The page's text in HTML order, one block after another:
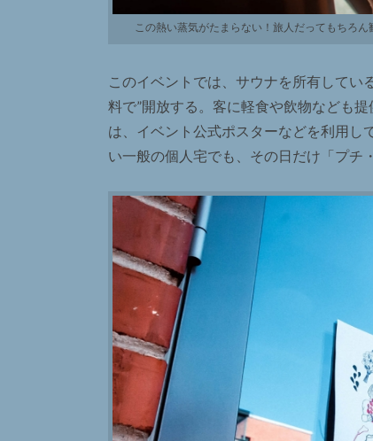
この熱い蒸気がたまらない！旅人だってもちろ
このイベントでは、サウナを所有してい
料で”開放する。客に軽食や飲物なども
は、イベント公式ポスターなどを利用し
い一般の個人宅でも、その日だけ「プチ